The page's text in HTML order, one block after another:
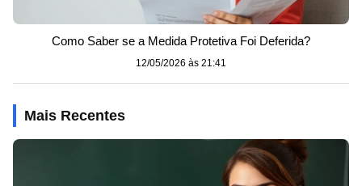
Como Saber se a Medida Protetiva Foi Deferida?
12/05/2026 às 21:41
Mais Recentes